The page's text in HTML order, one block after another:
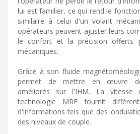
lui est familier, ce qui rend le
similaire à celui d'un volant
opérateurs peuvent ajuster leurs
le confort et la précision offerts
mécaniques.
Grâce à son fluide
permet de mettre en œuvre
améliorés sur l'IHM. La vitesse
technologie MRF fournit
d'informations tels que des
des niveaux de couple.